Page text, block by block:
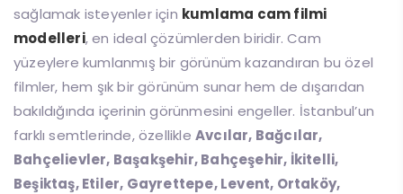
sağlamak isteyenler için kumlama cam filmi
modelleri, en ideal çözümlerden biridir. Cam
yüzeylere kumlanmış bir görünüm kazandıran bu özel
filmler, hem şık bir görünüm sunar hem de dışarıdan
bakıldığında içerinin görünmesini engeller. İstanbul’un
farklı semtlerinde, özellikle Avcılar, Bağcılar,
Bahçelievler, Başakşehir, Bahçeşehir, İkitelli,
Beşiktaş, Etiler, Gayrettepe, Levent, Ortaköy,